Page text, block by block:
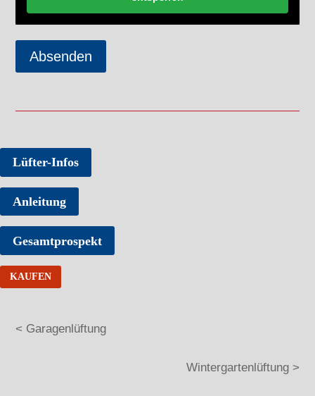
Lüfter-Infos
Anleitung
Gesamtprospekt
KAUFEN
< Garagenlüftung
Wintergartenlüftung >